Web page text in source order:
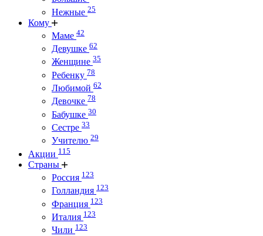
Нежные 25
Кому
Маме 42
Девушке 62
Женщине 35
Ребенку 78
Любимой 62
Девочке 78
Бабушке 30
Сестре 33
Учителю 29
Акции 115
Страны
Россия 123
Голландия 123
Франция 123
Италия 123
Чили 123